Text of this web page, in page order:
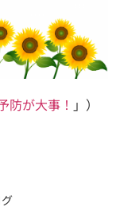
防が大事！ 」）